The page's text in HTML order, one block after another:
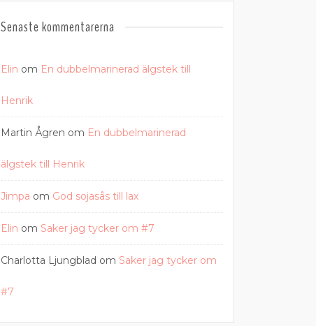
Senaste kommentarerna
Elin om En dubbelmarinerad älgstek till
Henrik
Martin Ågren om En dubbelmarinerad
älgstek till Henrik
Jimpa om God sojasås till lax
Elin om Saker jag tycker om #7
Charlotta Ljungblad om Saker jag tycker om
#7